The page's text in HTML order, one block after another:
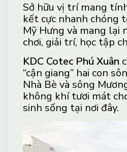
Sở hữu vị trí mang
kết cực nhanh chóng
Mỹ Hưng và mang lại
chơi, giải trí, học tập
KDC Cotec Phú Xuân
“cận giang” hai con
Nhà Bè và sông
không khí tươi mát
sinh sống tại nơi đây.